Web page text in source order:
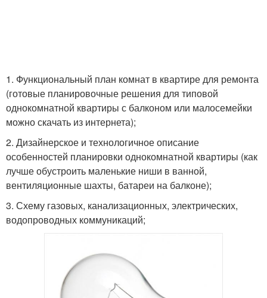
1. Функциональный план комнат в квартире для ремонта
(готовые планировочные решения для типовой
однокомнатной квартиры с балконом или малосемейки
можно скачать из интернета);
2. Дизайнерское и технологичное описание
особенностей планировки однокомнатной квартиры (как
лучше обустроить маленькие ниши в ванной,
вентиляционные шахты, батареи на балконе);
3. Схему газовых, канализационных, электрических,
водопроводных коммуникаций;